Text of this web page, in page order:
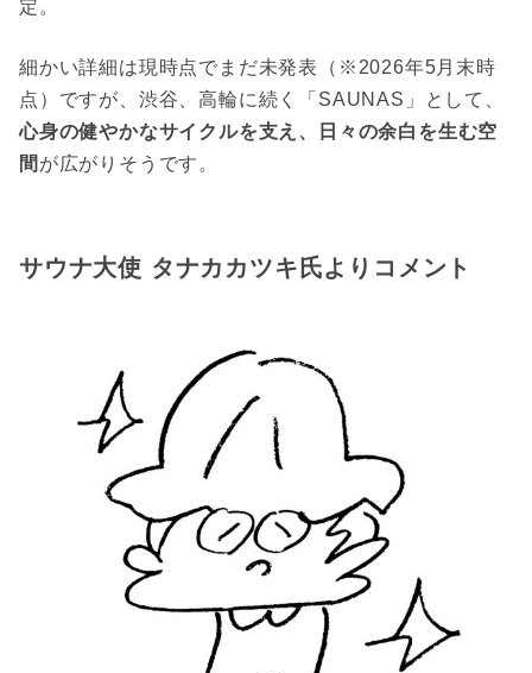
定。
細かい詳細は現時点でまだ未発表（※2026年5月末時
点）ですが、渋谷、高輪に続く「SAUNAS」として、
心身の健やかなサイクルを支え、日々の余白を生む空
間 が広がりそうです。
サウナ大使 タナカカツキ氏よりコメント